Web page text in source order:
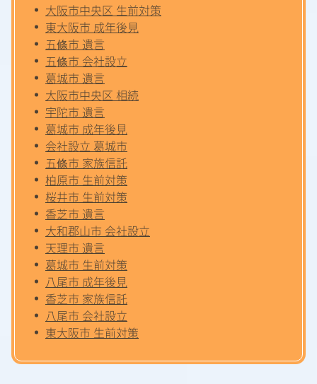
大阪市中央区 生前対策
東大阪市 成年後見
五條市 遺言
五條市 会社設立
葛城市 遺言
大阪市中央区 相続
宇陀市 遺言
葛城市 成年後見
会社設立 葛城市
五條市 家族信託
柏原市 生前対策
桜井市 生前対策
香芝市 遺言
大和郡山市 会社設立
天理市 遺言
葛城市 生前対策
八尾市 成年後見
香芝市 家族信託
八尾市 会社設立
東大阪市 生前対策